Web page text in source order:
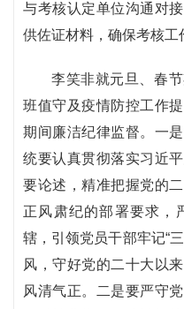
与考核认定单位沟通对
供佐证材料，确保考核工
李笑非就元旦、春
班值守及疫情防控工作
期间廉洁纪律监督。一
统要认真贯彻落实习近
要论述，精准把握党的
正风肃纪的部署要求，
辖，引领党员干部牢记“
风，守好党的二十大以
风清气正。二是要严守